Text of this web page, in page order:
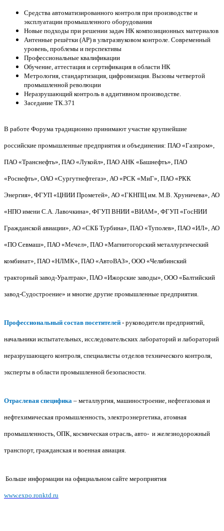
Средства автоматизированного контроля при производстве и
эксплуатации промышленного оборудования
Новые подходы при решении задач НК композиционных материалов
Антенные решётки (АР) в ультразвуковом контроле. Современный
уровень, проблемы и перспективы
Профессиональные квалификации
Обучение, аттестация и сертификация в области НК
Метрология, стандартизация, цифровизация. Вызовы четвертой
промышленной революции
Неразрушающий контроль в аддитивном производстве.
Заседание ТК.371
В работе Форума традиционно принимают участие крупнейшие
российские промышленные предприятия и объединения: ПАО «Газпром»,
ПАО «Транснефть», ПАО «Лукойл», ПАО АНК «Башнефть», ПАО
«Роснефть», ОАО «Сургутнефтегаз», АО «РСК «МиГ», ПАО «РКК
Энергия», ФГУП «ЦНИИ Прометей», АО «ГКНПЦ им. М.В. Хруничева», АО
«НПО имени С.А. Лавочкина», ФГУП ВНИИ «ВИАМ», ФГУП «ГосНИИ
Гражданской авиации», АО «СКБ Турбина», ПАО «Туполев», ПАО «ИЛ», АО
«ПО Севмаш», ПАО «Мечел», ПАО «Магнитогорский металлургический
комбинат», ПАО «НЛМК», ПАО «АвтоВАЗ», ООО «Челябинский
тракторный завод-Уралтрак», ПАО «Ижорские заводы», ООО «Балтийский
завод-Судостроение» и многие другие промышленные предприятия.
Профессиональный состав посетителей - руководители предприятий,
начальники испытательных, исследовательских лабораторий и лабораторий
неразрушающего контроля, специалисты отделов технического контроля,
эксперты в области промышленной безопасности.
Отраслевая специфика – металлургия, машиностроение, нефтегазовая и
нефтехимическая промышленность, электроэнергетика, атомная
промышленность, ОПК, космическая отрасль, авто- и железнодорожный
транспорт, гражданская и военная авиация.
Больше информации на официальном сайте мероприятия
www.expo.ronktd.ru